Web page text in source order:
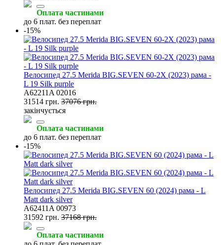
Оплата частинами
до 6 плат. без переплат
-15%
Велосипед 27.5 Merida BIG.SEVEN 60-2X (2023) рама -
L 19 Silk purple
A62211A 02016
31514 грн. 37076 грн.
закінчується
Оплата частинами
до 6 плат. без переплат
-15%
Велосипед 27.5 Merida BIG.SEVEN 60 (2024) рама - L
Matt dark silver
A62411A 00973
31592 грн. 37168 грн.
Оплата частинами